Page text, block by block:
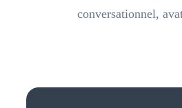
conversationnel,